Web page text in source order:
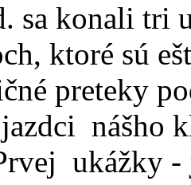
sa konali tri
ktoré sú
preteky
nášho
ukážky -